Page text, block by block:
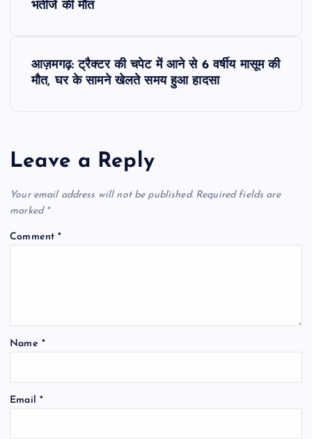
a
v
i
i
o
भतीजे की मौत
आज़मगढ़: ट्रैक्टर की चपेट में आने से 6 वर्षीय मासूम की
मौत, घर के सामने खेलते समय हुआ हादसा
Leave a Reply
Your email address will not be published. Required fields are
marked *
Comment*
Name *
Email *